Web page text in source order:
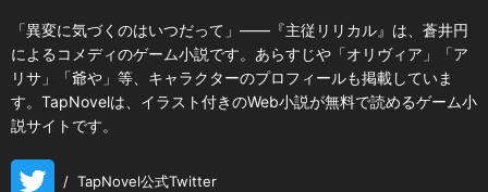
「異変に気づくのはいつだって」――『主従リリカル』は、蒼井円
によるコメディのゲーム小説です。あらすじや「オリヴィア」「ア
リサ」「爺や」等、キャラクターのプロフィールも掲載していま
す。TapNovelは、イラスト付きのWeb小説が無料で読めるゲーム小
説サイトです。
/ TapNovel公式Twitter